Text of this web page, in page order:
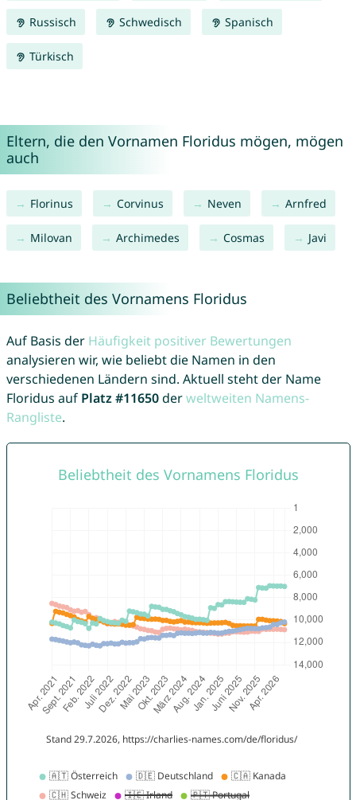
Russisch Schwedisch Spanisch
Türkisch
Eltern, die den Vornamen Floridus mögen, mögen
auch
Florinus Corvinus Neven Arnfred
Milovan Archimedes Cosmas Javi
Beliebtheit des Vornamens Floridus
Auf Basis der Häufigkeit positiver Bewertungen
analysieren wir, wie beliebt die Namen in den
verschiedenen Ländern sind. Aktuell steht der Name
Floridus auf Platz #11650derweltweiten Namens-
Rangliste.